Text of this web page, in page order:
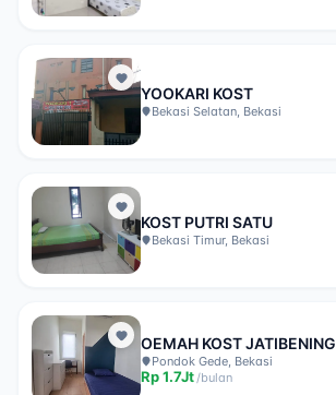
YOOKARI KOST
Bekasi Selatan, Bekasi
KOST PUTRI SATU
Bekasi Timur, Bekasi
OEMAH KOST JATIBENING
Pondok Gede, Bekasi
Rp1.7Jt/bulan